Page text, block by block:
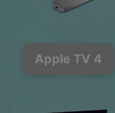
Apple TV 4